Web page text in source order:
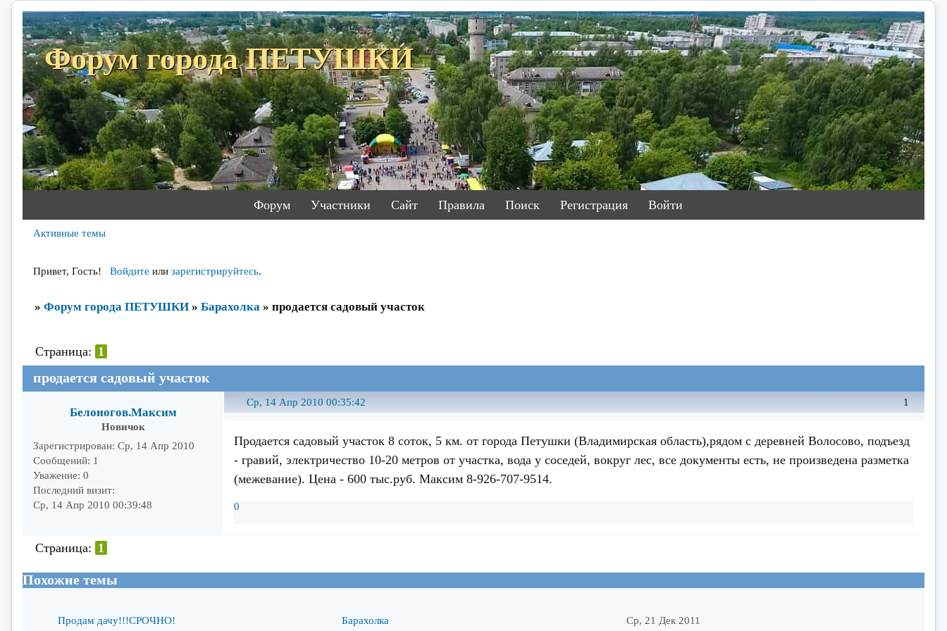
Форум города ПЕТУШКИ
Форум Участники Сайт Правила Поиск Регистрация Войти
Активные темы
Привет, Гость! Войдите или зарегистрируйтесь.
» Форум города ПЕТУШКИ » Барахолка » продается садовый участок
продается садовый участок
Страница: 1
1
Ср, 14 Апр 2010 00:35:42
Белоногов.Максим
Новичок
Зарегистрирован: Ср, 14 Апр 2010
Сообщений: 1
Уважение: 0
Последний визит:
Ср, 14 Апр 2010 00:39:48
Продается садовый участок 8 соток, 5 км. от города Петушки (Владимирская область),рядом с деревней Волосово, подъезд
- гравий, электричество 10-20 метров от участка, вода у соседей, вокруг лес, все документы есть, не произведена разметка
(межевание). Цена - 600 тыс.руб. Максим 8-926-707-9514.
0
Страница: 1
Похожие темы
Продам дачу!!!СРОЧНО! Барахолка Ср, 21 Дек 2011